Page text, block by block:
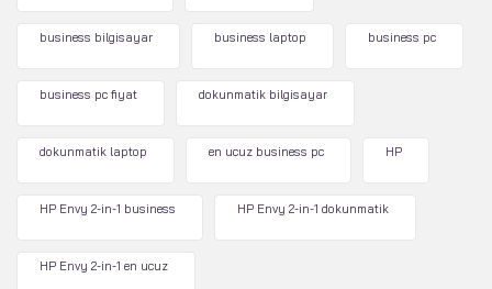
business bilgisayar business laptop business pc
business pc fiyat dokunmatik bilgisayar
dokunmatik laptop en ucuz business pc HP
HP Envy 2-in-1 business HP Envy 2-in-1 dokunmatik
HP Envy 2-in-1 en ucuz